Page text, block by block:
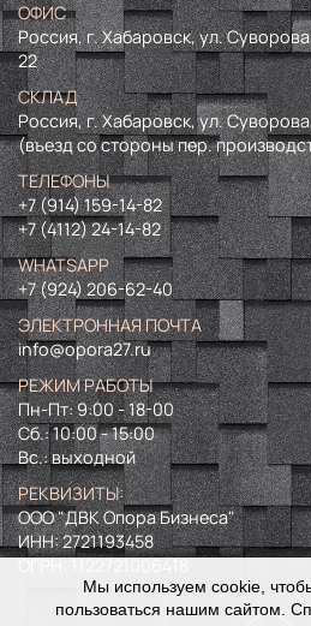
ОФИС
Россия, г. Хабаровск, ул.
22
СКЛАД
Россия, г. Хабаровск, ул. Суворова,
(въезд со стороны пер.
ТЕЛЕФОНЫ
+7 (914) 159-14-82
+7 (4112) 24-14-82
WHATSAPP
+7 (924) 206-62-40
ЭЛЕКТРОННАЯ ПОЧТА
info@opora27.ru
РЕЖИМ РАБОТЫ
Пн-Пт: 9:00 - 18-00
Сб.: 10:00 - 15:00
Вс.: выходной
РЕКВИЗИТЫ:
ООО "ДВК Опора Бизнеса"
ИНН:2721193458
ОГРН:1122721006418
Мы используем cookie,
пользоваться нашим сайтом.